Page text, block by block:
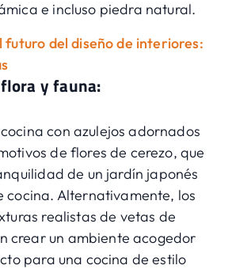
e incluso piedra natural.
futuro del diseño de interiores:
y fauna:
con azulejos adornados
de flores de cerezo, que
de un jardín japonés
cocina. Alternativamente, los
realistas de vetas de
crear un ambiente acogedor
para una cocina de estilo